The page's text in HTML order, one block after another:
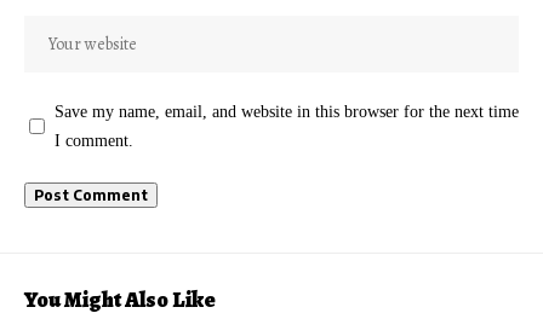
Save my name, email, and website in this browser for the next time
I comment.
You Might Also Like